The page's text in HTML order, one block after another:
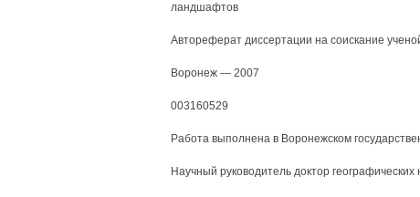
ландшафтов
Автореферат диссертации на соискание
Воронеж — 2007
003160529
Работа выполнена в Воронежском
Научный руководитель доктор географических